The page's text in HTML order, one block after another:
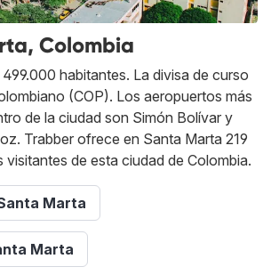
Colombia
habitantes. La divisa de curso
(COP). Los aeropuertos más
de la ciudad son Simón Bolívar y
Trabber ofrece en Santa Marta 219
visitantes de esta ciudad de Colombia.
Marta
Marta